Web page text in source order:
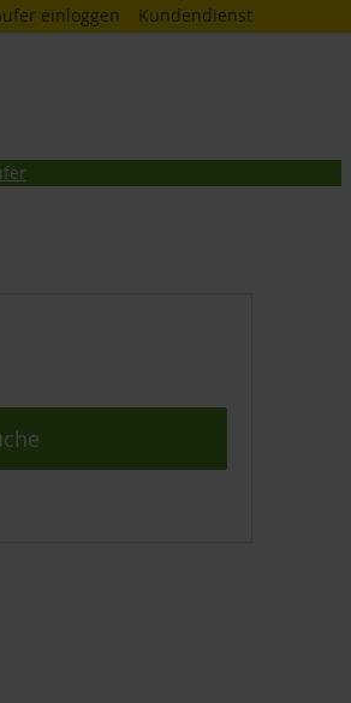
einloggen Kundendienst